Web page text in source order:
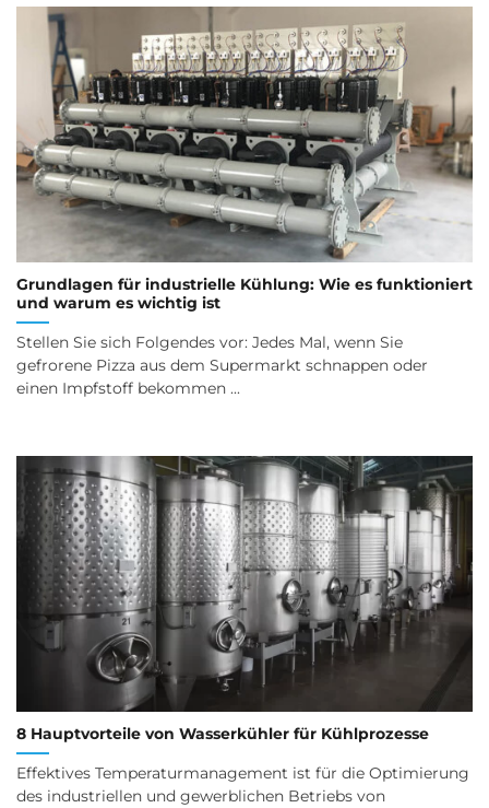
Grundlagen für industrielle Kühlung: Wie es funktioniert
und warum es wichtig ist
Stellen Sie sich Folgendes vor: Jedes Mal, wenn Sie
gefrorene Pizza aus dem Supermarkt schnappen oder
einen Impfstoff bekommen ...
8 Hauptvorteile von Wasserkühler für Kühlprozesse
Effektives Temperaturmanagement ist für die Optimierung
des industriellen und gewerblichen Betriebs von